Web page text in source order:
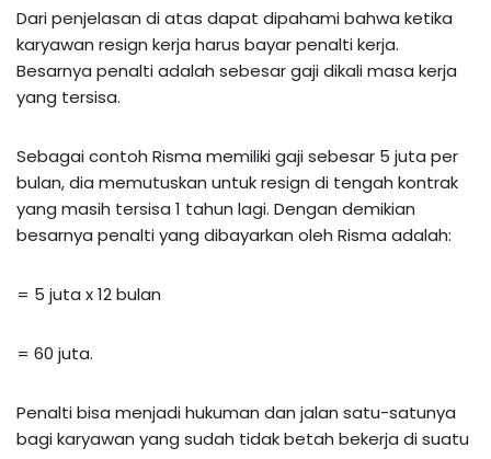
Dari penjelasan di atas dapat dipahami bahwa ketika
karyawan resign kerja harus bayar penalti kerja.
Besarnya penalti adalah sebesar gaji dikali masa kerja
yang tersisa.
Sebagai contoh Risma memiliki gaji sebesar 5 juta per
bulan, dia memutuskan untuk resign di tengah kontrak
yang masih tersisa 1 tahun lagi. Dengan demikian
besarnya penalti yang dibayarkan oleh Risma adalah:
= 5 juta x 12 bulan
= 60 juta.
Penalti bisa menjadi hukuman dan jalan satu-satunya
bagi karyawan yang sudah tidak betah bekerja di suatu